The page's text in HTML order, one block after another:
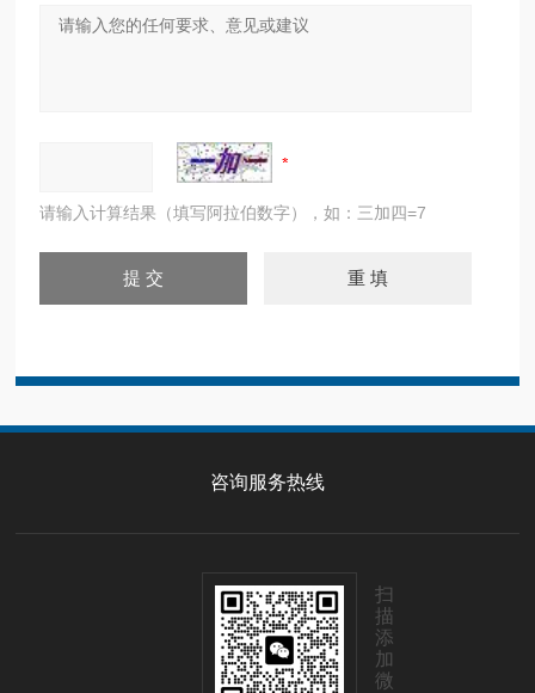
请输入计算结果（填写阿拉伯数字），如：三加四=7
咨询服务热线
扫
描
添
加
微